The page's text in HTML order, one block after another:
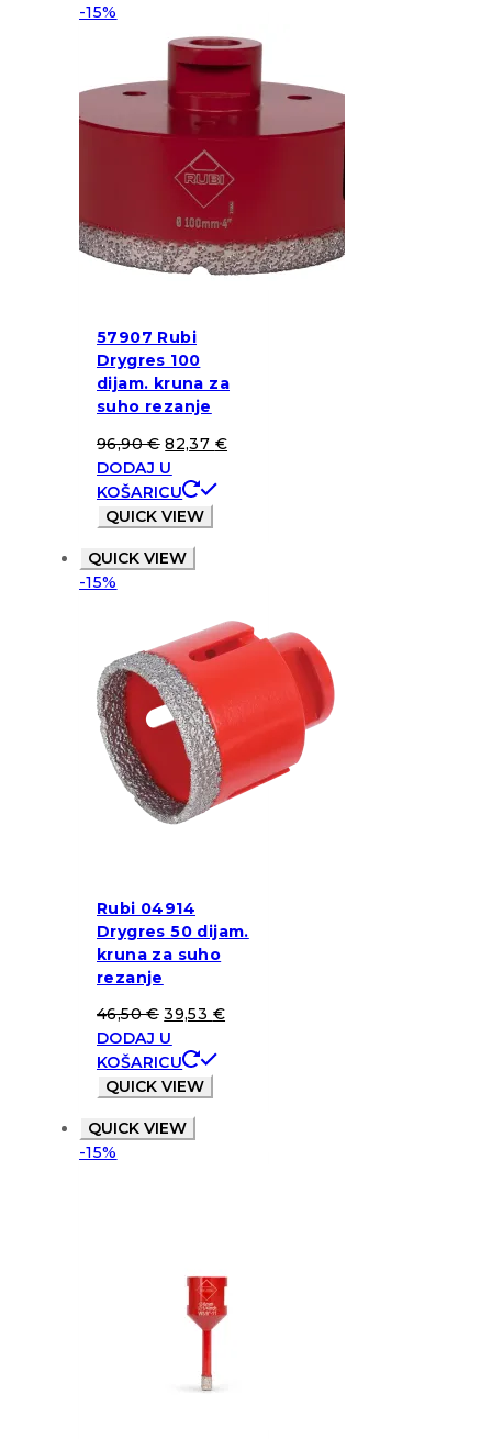
-15%
57907 Rubi
Drygres 100
dijam. kruna za
suho rezanje
96,90€ 82,37 €
DODAJ U
KOŠARICU
QUICK VIEW
QUICK VIEW
-15%
Rubi 04914
Drygres 50 dijam.
kruna za suho
rezanje
46,50€ 39,53 €
DODAJ U
KOŠARICU
QUICK VIEW
QUICK VIEW
-15%